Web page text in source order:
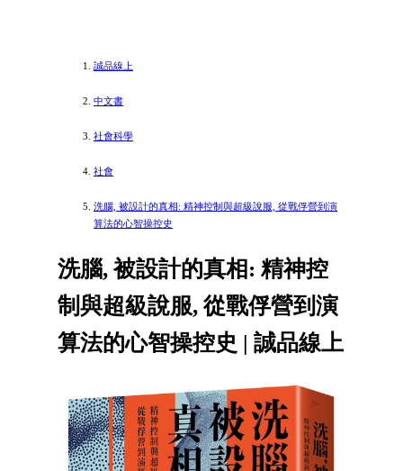
誠品線上
中文書
社會科學
社會
洗腦, 被設計的真相: 精神控制與超級說服, 從戰俘營到演
算法的心智操控史
洗腦, 被設計的真相: 精神控
制與超級說服, 從戰俘營到演
算法的心智操控史 | 誠品線上